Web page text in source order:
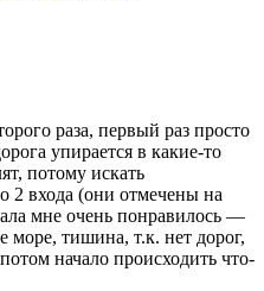
раза, первый раз просто
упирается в какие-то
потому искать
2 входа (они отмечены на
мне очень понравилось —
тишина, т.к. нет дорог,
начало происходить что-